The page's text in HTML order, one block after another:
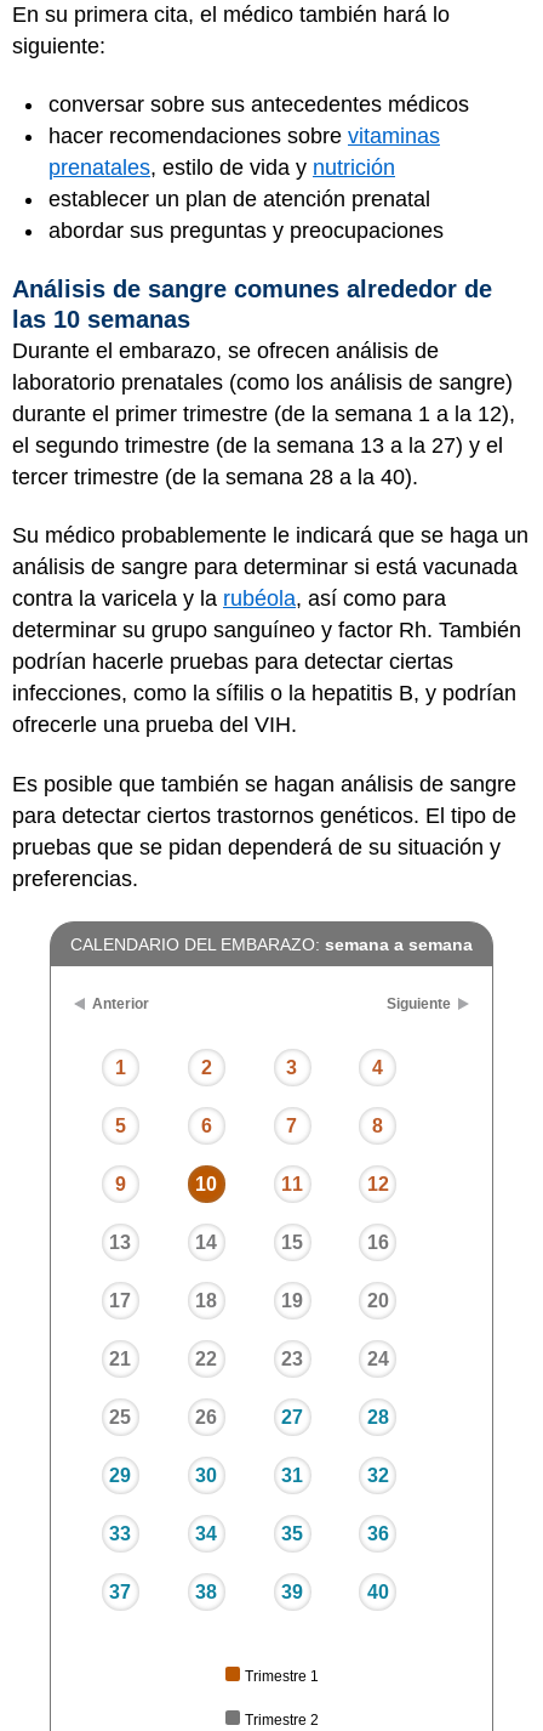
En su primera cita, el médico también hará lo
siguiente:
conversar sobre sus antecedentes médicos
hacer recomendaciones sobre vitaminas
prenatales, estilo de vida y nutrición
establecer un plan de atención prenatal
abordar sus preguntas y preocupaciones
Análisis de sangre comunes alrededor de
las 10 semanas
Durante el embarazo, se ofrecen análisis de
laboratorio prenatales (como los análisis de sangre)
durante el primer trimestre (de la semana 1 a la 12),
el segundo trimestre (de la semana 13 a la 27) y el
tercer trimestre (de la semana 28 a la 40).
Su médico probablemente le indicará que se haga un
análisis de sangre para determinar si está vacunada
contra la varicela y la rubéola, así como para
determinar su grupo sanguíneo y factor Rh. También
podrían hacerle pruebas para detectar ciertas
infecciones, como la sífilis o la hepatitis B, y podrían
ofrecerle una prueba del VIH.
Es posible que también se hagan análisis de sangre
para detectar ciertos trastornos genéticos. El tipo de
pruebas que se pidan dependerá de su situación y
preferencias.
CALENDARIO DEL EMBARAZO: semana a semana
Anterior Siguiente
1 2 3 4
5 6 7 8
9 10 11 12
13 14 15 16
17 18 19 20
21 22 23 24
25 26 27 28
29 30 31 32
33 34 35 36
37 38 39 40
Trimestre 1
Trimestre 2